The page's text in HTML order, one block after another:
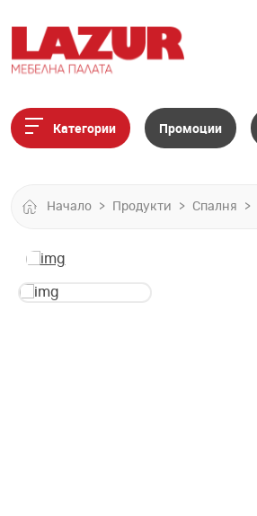
Категории Промоции
Начало Продукти Спалня